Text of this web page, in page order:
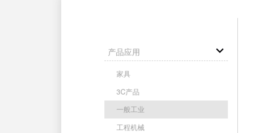
产品应用
家具
3C产品
一般工业
工程机械